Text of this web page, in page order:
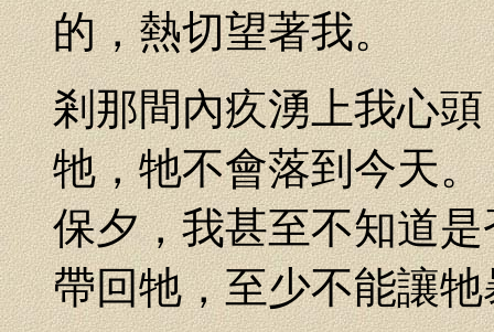
的，熱切望著我。
剎那間內疚湧上我心
牠，牠不會落到今天
保夕，我甚至不知道
帶回牠，至少不能讓